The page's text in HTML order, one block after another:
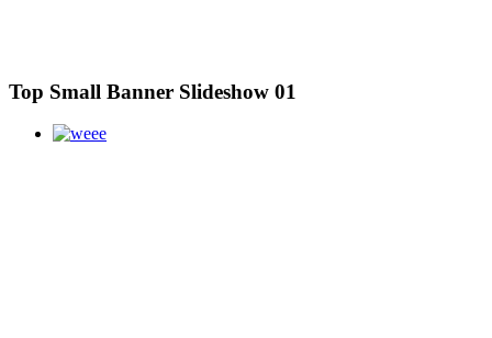
Top Small Banner Slideshow 01